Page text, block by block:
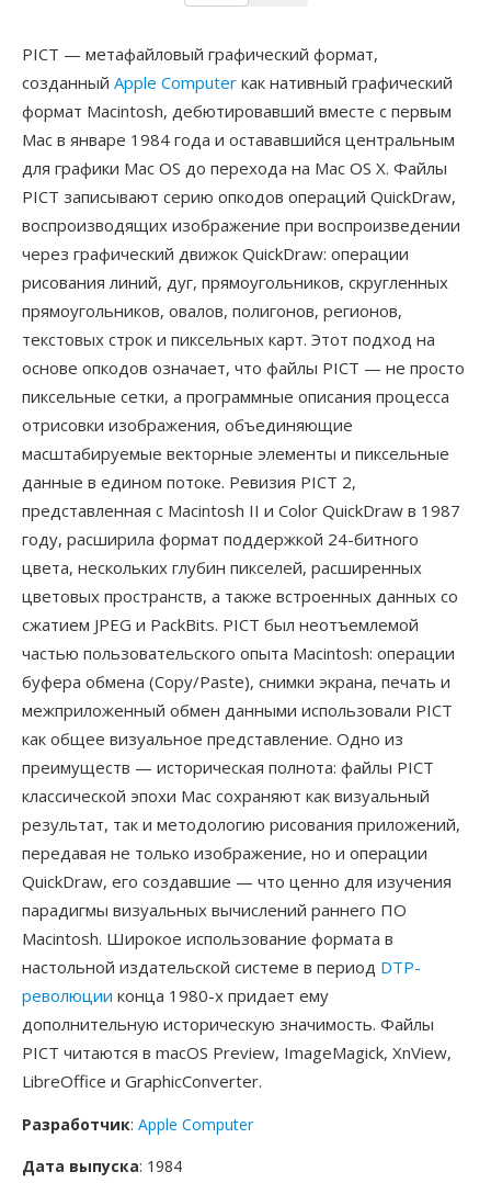
PICT — метафайловый графический формат,
созданный Apple Computer как нативный графический
формат Macintosh, дебютировавший вместе с первым
Mac в январе 1984 года и остававшийся центральным
для графики Mac OS до перехода на Mac OS X. Файлы
PICT записывают серию опкодов операций QuickDraw,
воспроизводящих изображение при воспроизведении
через графический движок QuickDraw: операции
рисования линий, дуг, прямоугольников, скругленных
прямоугольников, овалов, полигонов, регионов,
текстовых строк и пиксельных карт. Этот подход на
основе опкодов означает, что файлы PICT — не просто
пиксельные сетки, а программные описания процесса
отрисовки изображения, объединяющие
масштабируемые векторные элементы и пиксельные
данные в едином потоке. Ревизия PICT 2,
представленная с Macintosh II и Color QuickDraw в 1987
году, расширила формат поддержкой 24-битного
цвета, нескольких глубин пикселей, расширенных
цветовых пространств, а также встроенных данных со
сжатием JPEG и PackBits. PICT был неотъемлемой
частью пользовательского опыта Macintosh: операции
буфера обмена (Copy/Paste), снимки экрана, печать и
межприложенный обмен данными использовали PICT
как общее визуальное представление. Одно из
преимуществ — историческая полнота: файлы PICT
классической эпохи Mac сохраняют как визуальный
результат, так и методологию рисования приложений,
передавая не только изображение, но и операции
QuickDraw, его создавшие — что ценно для изучения
парадигмы визуальных вычислений раннего ПО
Macintosh. Широкое использование формата в
настольной издательской системе в период DTP-
революции конца 1980-х придает ему
дополнительную историческую значимость. Файлы
PICT читаются в macOS Preview, ImageMagick, XnView,
LibreOffice и GraphicConverter.
Разработчик: Apple Computer
Дата выпуска: 1984